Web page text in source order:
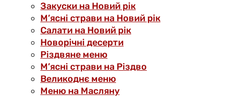
Закуски на Новий рік
М’ясні страви на Новий рік
Салати на Новий рік
Новорічні десерти
Різдвяне меню
М’ясні страви на Різдво
Великоднє меню
Меню на Масляну